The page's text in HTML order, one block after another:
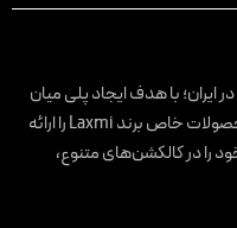
با هدف ایجاد پلی میان
شما و برند لوکس و اصیل مورد علاقه‌تان، محصولات خاص برند Laxmi را ارائه
در کالکشن‌های متنوع،